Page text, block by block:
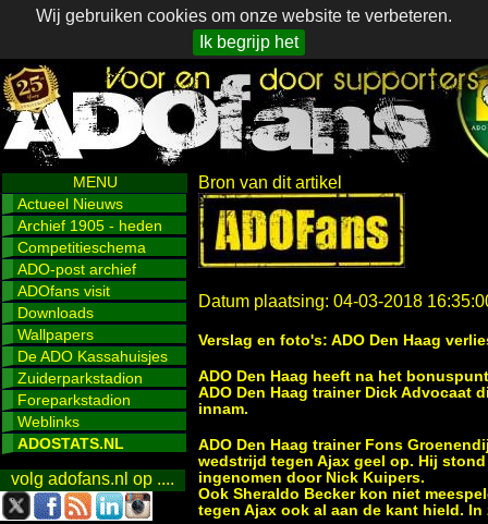
Wij gebruiken cookies om onze website te verbeteren.
Ik begrijp het
MENU
Actueel Nieuws
Archief 1905 - heden
Competitieschema
ADO-post archief
ADOfans visit
Downloads
Wallpapers
De ADO Kassahuisjes
Zuiderparkstadion
Foreparkstadion
Weblinks
ADOSTATS.NL
volg adofans.nl op ....
Bron van dit artikel
Datum plaatsing: 04-03-2018
Verslag en foto's: ADO Den Haag
ADO Den Haag heeft na het
ADO Den Haag trainer Dick Advocaat
innam.
ADO Den Haag trainer Fons
wedstrijd tegen Ajax geel op. Hij
ingenomen door Nick Kuipers.
Ook Sheraldo Becker kon niet
tegen Ajax ook al aan de kant hield.